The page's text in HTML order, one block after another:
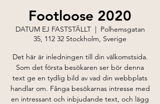
Footloose 2020
DATUM EJ FASTSTÄLLT
  |
Polhemsgatan
35, 112 32 Stockholm, Sverige
Det här är inledningen till din välkomstsida.
Som det första besökaren ser bör denna
text ge en tydlig bild av vad din webbplats
handlar om. Fånga besökarnas intresse med
en intressant och inbjudande text, och lägg